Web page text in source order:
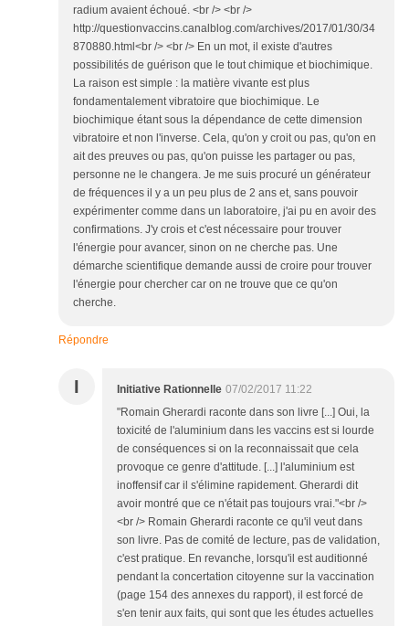
radium avaient échoué. <br /> <br />
http://questionvaccins.canalblog.com/archives/2017/01/30/34
870880.html<br /> <br /> En un mot, il existe d'autres
possibilités de guérison que le tout chimique et biochimique.
La raison est simple : la matière vivante est plus
fondamentalement vibratoire que biochimique. Le
biochimique étant sous la dépendance de cette dimension
vibratoire et non l'inverse. Cela, qu'on y croit ou pas, qu'on en
ait des preuves ou pas, qu'on puisse les partager ou pas,
personne ne le changera. Je me suis procuré un générateur
de fréquences il y a un peu plus de 2 ans et, sans pouvoir
expérimenter comme dans un laboratoire, j'ai pu en avoir des
confirmations. J'y crois et c'est nécessaire pour trouver
l'énergie pour avancer, sinon on ne cherche pas. Une
démarche scientifique demande aussi de croire pour trouver
l'énergie pour chercher car on ne trouve que ce qu'on
cherche.
Répondre
I Initiative Rationnelle 07/02/2017 11:22
"Romain Gherardi raconte dans son livre [...] Oui, la
toxicité de l'aluminium dans les vaccins est si lourde
de conséquences si on la reconnaissait que cela
provoque ce genre d'attitude. [...] l'aluminium est
inoffensif car il s'élimine rapidement. Gherardi dit
avoir montré que ce n'était pas toujours vrai."<br />
<br /> Romain Gherardi raconte ce qu'il veut dans
son livre. Pas de comité de lecture, pas de validation,
c'est pratique. En revanche, lorsqu'il est auditionné
pendant la concertation citoyenne sur la vaccination
(page 154 des annexes du rapport), il est forcé de
s'en tenir aux faits, qui sont que les études actuelles